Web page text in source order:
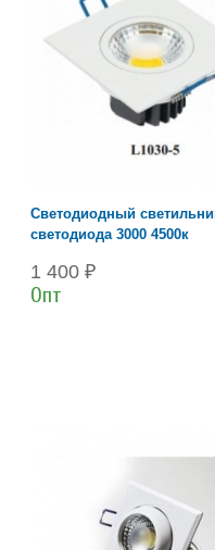
Светодиодный
светодиода 3000 4500к
1 400 ₽
Опт